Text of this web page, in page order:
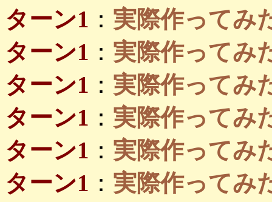
ターン1 ： 実際作ってみ
ターン1 ： 実際作ってみ
ターン1 ： 実際作ってみ
ターン1 ： 実際作ってみ
ターン1 ： 実際作ってみ
ターン1 ： 実際作ってみ